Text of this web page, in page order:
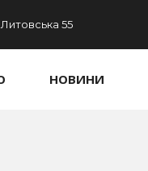
55
НОВИНИ